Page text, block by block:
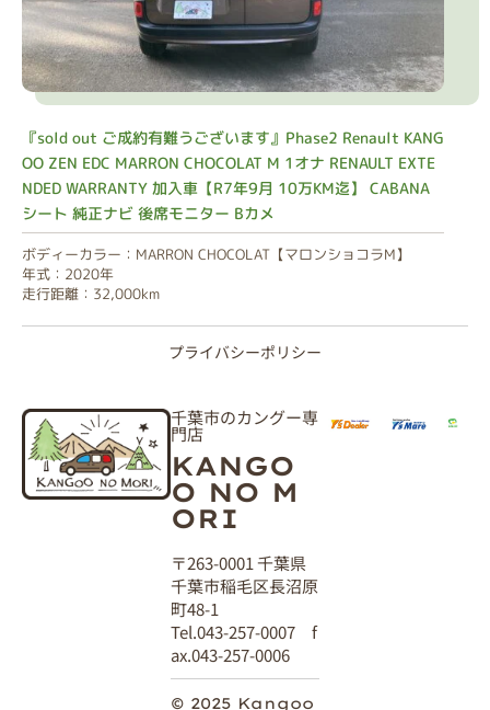
『sold out ご成約有難うございます』Phase2 Renault KANG
OO ZEN EDC MARRON CHOCOLAT M 1オナ RENAULT EXTE
NDED WARRANTY 加入車【R7年9月 10万KM迄】 CABANA
シート 純正ナビ 後席モニター Bカメ
ボディーカラー：MARRON CHOCOLAT【マロンショコラM】
年式：2020年
走行距離：32,000km
プライバシーポリシー
千葉市のカングー専
門店
KANGO
O NO M
ORI
〒263-0001 千葉県
千葉市稲毛区長沼原
町48-1
Tel.043-257-0007 f
ax.043-257-0006
© 2025 Kangoo